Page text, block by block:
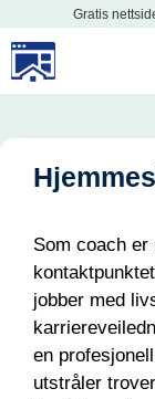
til
innholdet
Gratis
Som coach
jobber med
en
utstråler